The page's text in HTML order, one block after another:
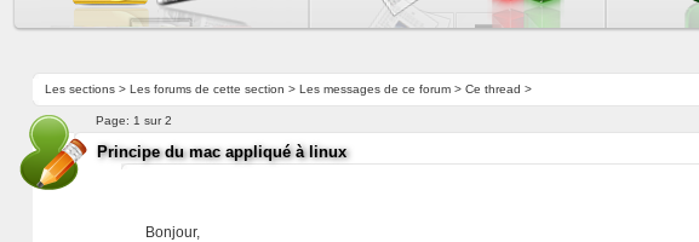
Les sections> Les forums de cette section > Les messages de ce forum> Ce thread >
Page: 1 sur 2
Principe du mac appliqué à linux
Bonjour,